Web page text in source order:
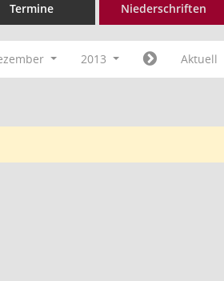
Termine Niederschriften
2013 Aktuell